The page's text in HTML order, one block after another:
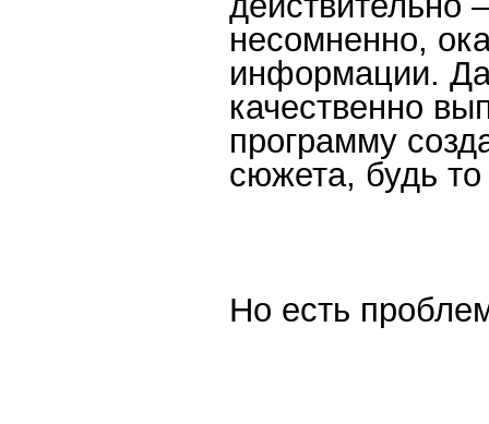
несомненно,
информации.
качественно
программу
сюжета, будь
Но есть